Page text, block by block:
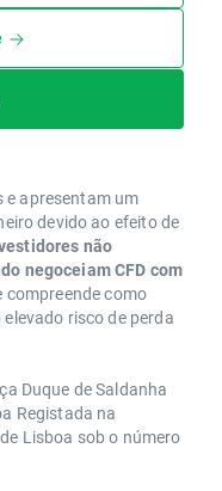
e apresentam um
devido ao efeito de
não
negoceiam CFD com
compreende como
risco de perda
Duque de Saldanha
Registada na
Lisboa sob o número